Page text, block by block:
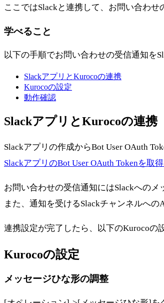
ここではSlackと連携して、お問い合わせ
学べること
以下の手順でお問い合わせの受信通知を
SlackアプリとKurocoの連携
Kurocoの設定
動作確認
SlackアプリとKurocoの連携
Slackアプリの作成からBot User OAuth
SlackアプリのBot User OAuth Tokenを取
お問い合わせの受信通知にはSlackへの
また、通知を受けるSlackチャンネルへ
連携設定が完了したら、以下のKurocoの
Kurocoの設定
メッセージひな形の調整